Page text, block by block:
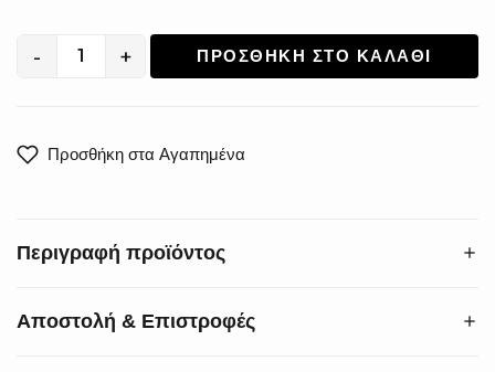
Χριστουγεννιάτικoς
XM-
- + ΠΡΟΣΘΉΚΗ ΣΤΟ ΚΑΛΆΘΙ
Προσθήκη στα Αγαπημένα
Περιγραφή προϊόντος
Ο φωτιζόμενος διακοσμητικός θάλαμος είναι πραγματικά
Αποστολή & Επιστροφές